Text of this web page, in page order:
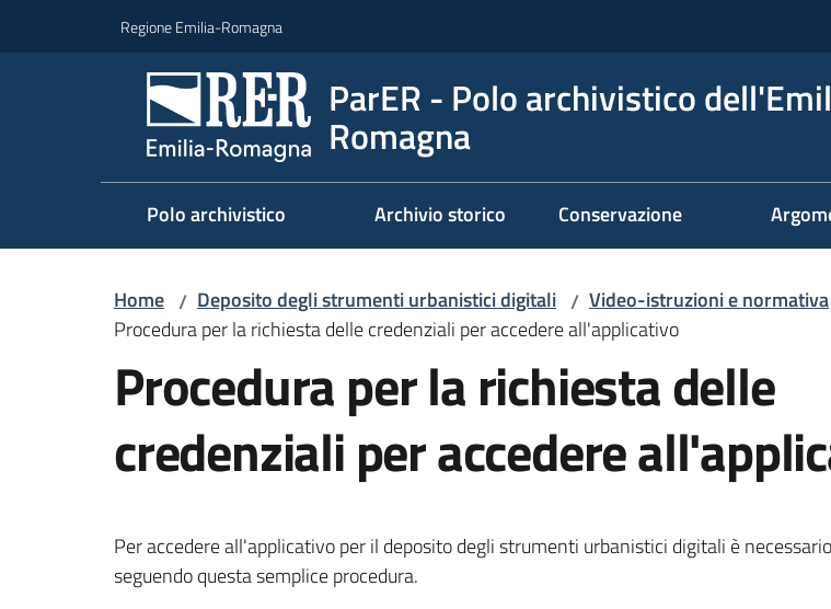
Regione Emilia-Romagna
ParER - Polo archivistico
Romagna
Polo archivistico Archivio storico Conservazione
Home / Deposito degli strumenti urbanistici digitali / Video-istruzioni e normativa
Procedura per la richiesta delle credenziali per accedere all'applicativo
Procedura per la richiesta delle
credenziali per accedere
Per accedere all'applicativo per il deposito degli strumenti urbanistici digitali è
seguendo questa semplice procedura.